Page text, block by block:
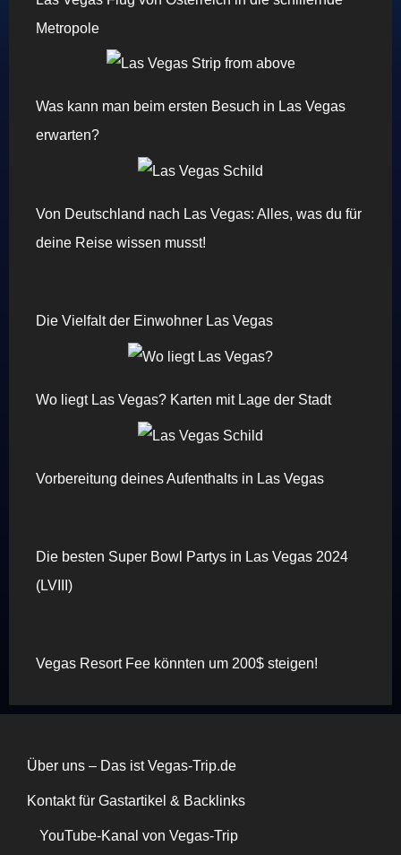
Metropole
Was kann man beim ersten Besuch in Las Vegas
erwarten?
Von Deutschland nach Las Vegas: Alles, was du für
deine Reise wissen musst!
Die Vielfalt der Einwohner Las Vegas
Wo liegt Las Vegas? Karten mit Lage der Stadt
Vorbereitung deines Aufenthalts in Las Vegas
Die besten Super Bowl Partys in Las Vegas 2024
(LVIII)
Vegas Resort Fee könnten um 200$ steigen!
Über uns – Das ist Vegas-Trip.de
Kontakt für Gastartikel & Backlinks
YouTube-Kanal von Vegas-Trip